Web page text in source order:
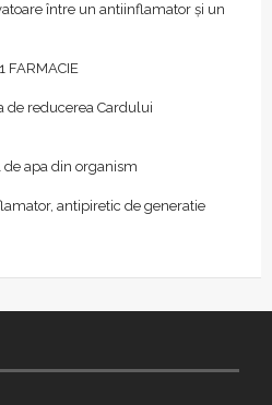
între un antiinflamator și un
FARMACIE
de reducerea Cardului
de apa din organism
antipiretic de generatie